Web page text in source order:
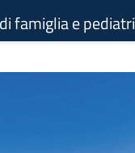
famiglia e pediatri